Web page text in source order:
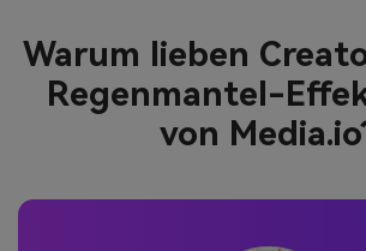
Warum lieben
Regenmantel-
von